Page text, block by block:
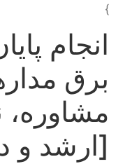
}
انجام
برق
[ارشد و